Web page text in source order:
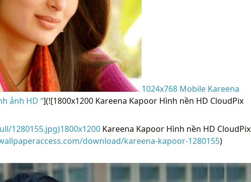
1024x768 Mobile Kareena
ảnh HD “](![1800x1200 Kareena Kapoor Hình nền HD CloudPix
1280155.jpg)1800x1200Kareena Kapoor Hình nền HD CloudPix
download/kareena-kapoor-1280155)